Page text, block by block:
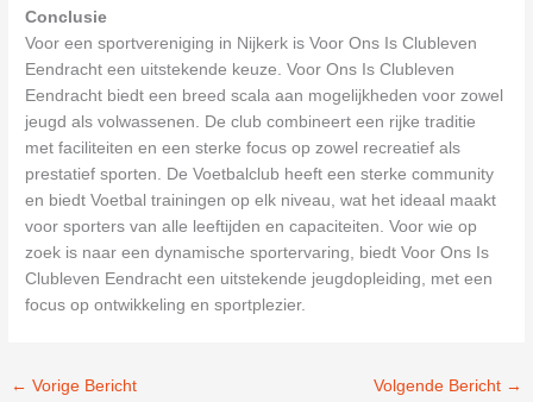
Conclusie
Voor een sportvereniging in Nijkerk is Voor Ons Is Clubleven
Eendracht een uitstekende keuze. Voor Ons Is Clubleven
Eendracht biedt een breed scala aan mogelijkheden voor zowel
jeugd als volwassenen. De club combineert een rijke traditie
met faciliteiten en een sterke focus op zowel recreatief als
prestatief sporten. De Voetbalclub heeft een sterke community
en biedt Voetbal trainingen op elk niveau, wat het ideaal maakt
voor sporters van alle leeftijden en capaciteiten. Voor wie op
zoek is naar een dynamische sportervaring, biedt Voor Ons Is
Clubleven Eendracht een uitstekende jeugdopleiding, met een
focus op ontwikkeling en sportplezier.
← Vorige Bericht Volgende Bericht →